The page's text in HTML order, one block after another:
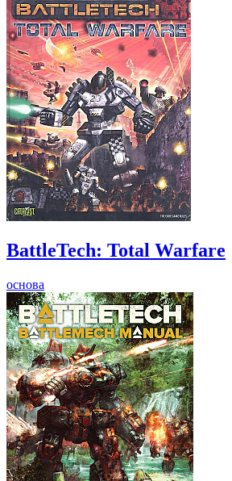
BattleTech: Total Warfare
основа